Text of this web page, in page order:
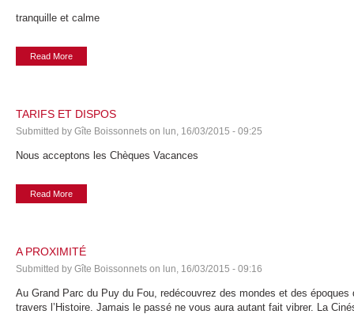
tranquille et calme
Read More
TARIFS ET DISPOS
Submitted by Gîte Boissonnets on lun, 16/03/2015 - 09:25
Nous acceptons les Chèques Vacances
Read More
A PROXIMITÉ
Submitted by Gîte Boissonnets on lun, 16/03/2015 - 09:16
Au Grand Parc du Puy du Fou, redécouvrez des mondes et des
travers l’Histoire. Jamais le passé ne vous aura autant fait vibrer. La